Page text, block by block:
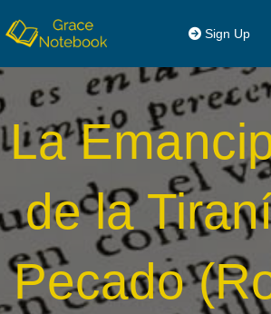
Sign Up
La
de la
Pecado